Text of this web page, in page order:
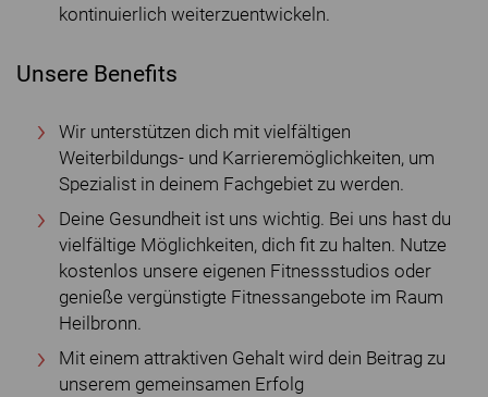
kontinuierlich weiterzuentwickeln.
Unsere Benefits
Wir unterstützen dich mit vielfältigen
Weiterbildungs- und Karrieremöglichkeiten, um
Spezialist in deinem Fachgebiet zu werden.
Deine Gesundheit ist uns wichtig. Bei uns hast du
vielfältige Möglichkeiten, dich fit zu halten. Nutze
kostenlos unsere eigenen Fitnessstudios oder
genieße vergünstigte Fitnessangebote im Raum
Heilbronn.
Mit einem attraktiven Gehalt wird dein Beitrag zu
unserem gemeinsamen Erfolg